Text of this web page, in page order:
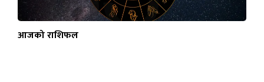
आजको राशिफल